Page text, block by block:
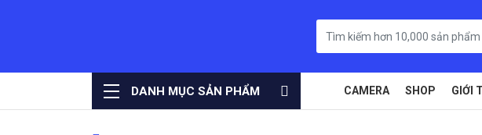
DANH MỤC SẢN PHẨM CAMERA SHOP GIỚI